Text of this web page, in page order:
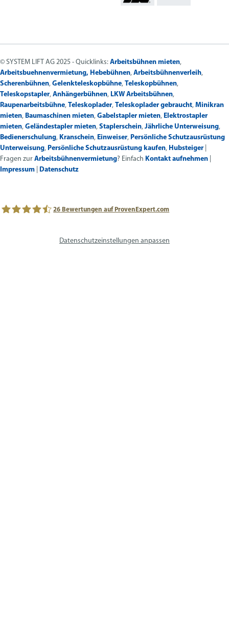
© SYSTEM LIFT AG 2025 - Quicklinks: Arbeitsbühnen mieten,
Arbeitsbuehnenvermietung, Hebebühnen, Arbeitsbühnenverleih,
Scherenbühnen, Gelenkteleskopbühne, Teleskopbühnen,
Teleskopstapler, Anhängerbühnen, LKW Arbeitsbühnen,
Raupenarbeitsbühne, Teleskoplader, Teleskoplader gebraucht, Minikran
mieten, Baumaschinen mieten, Gabelstapler mieten, Elektrostapler
mieten, Geländestapler mieten, Staplerschein, Jährliche Unterweisung,
Bedienerschulung, Kranschein, Einweiser, Persönliche Schutzausrüstung
Unterweisung, Persönliche Schutzausrüstung kaufen, Hubsteiger
Fragen zur Arbeitsbühnenvermietung? Einfach Kontakt aufnehmen
Impressum
Datenschutz
avs SYSTEM LIFT AG
26 Bewertungen auf ProvenExpert.com
Datenschutzeinstellungen anpassen